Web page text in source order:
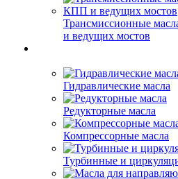
Трансмиссионные
и ведущих мостов
Гидравлические масла
Редукторные масла
Компрессорные масла
Турбинные и